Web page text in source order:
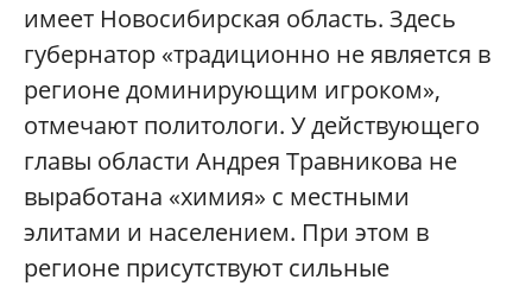
имеет Новосибирская область. Здесь
губернатор «традиционно не является в
регионе доминирующим игроком»,
отмечают политологи. У действующего
главы области Андрея Травникова не
выработана «химия» с местными
элитами и населением. При этом в
регионе присутствуют сильные